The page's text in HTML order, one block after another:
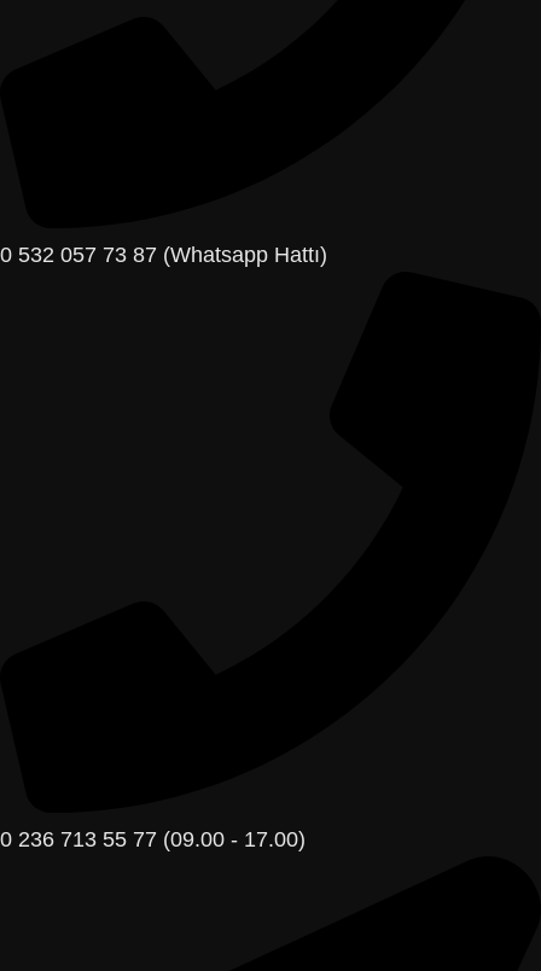
0 532 057 73 87 (Whatsapp Hattı)
0 236 713 55 77 (09.00 - 17.00)